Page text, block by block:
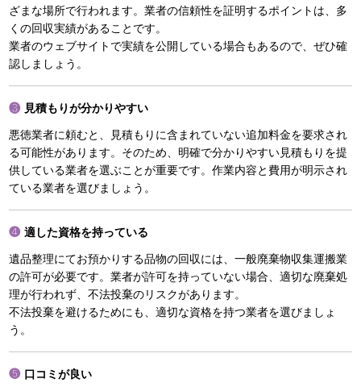
ざまな場所で行われます。業者の信頼性を証明するポイントは、多
くの回収実績があることです。
業者のウェブサイトで実績を公開している場合もあるので、ぜひ確
認しましょう。
見積もりが分かりやすい
悪徳業者に頼むと、見積もりに含まれていない追加料金を要求され
る可能性があります。そのため、明確で分かりやすい見積もりを提
供している業者を選ぶことが重要です。作業内容と費用が明示され
ている業者を選びましょう。
適した資格を持っている
遺品整理にてお預かりする品物の回収には、一般廃棄物収集運搬業
の許可が必要です。業者が許可を持っていない場合、適切な廃棄処
理が行われず、不法投棄のリスクがあります。
不法投棄を避けるためにも、適切な資格を持つ業者を選びましょ
う。
口コミが良い